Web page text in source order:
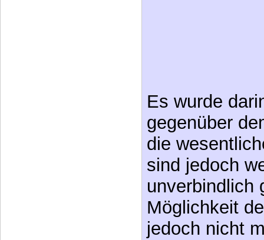
Es wurde
gegenüber
die
sind jedoch
unverbindlich
Möglichkeit
jedoch nicht